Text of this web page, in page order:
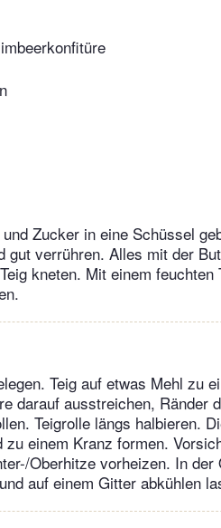
Zucker in eine Schüssel
gut verrühren. Alles mit der
kneten. Mit einem
Teig auf etwas Mehl zu
darauf ausstreichen, Ränder
Teigrolle längs halbieren.
zu einem Kranz formen.
Oberhitze vorheizen. In
auf einem Gitter abkühlen